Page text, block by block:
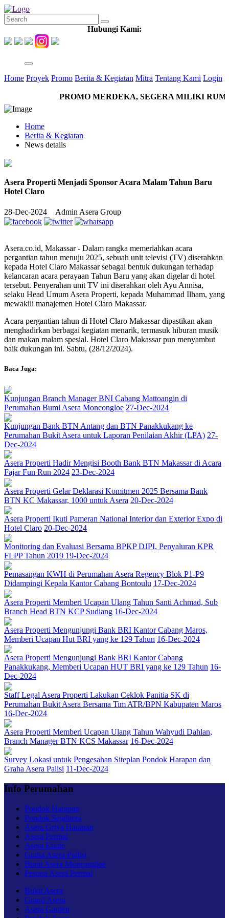
Hubungi Kami:
Home Proyek Promo Berita & Kegiatan Mitra Tentang Kami Login
PROMO MERDEKA, SEGERA MILIKI
Home
Berita & Kegiatan
News details
Asera Properti Menjadi Sponsor Acara Malam Tahun Baru
Hotel Claro
28-Dec-2024 Admin Asera Group
Asera.co.id, Makassar - Dalam rangka memeriahkan acara
pergantian tahun menuju 2025, sebuah unit televisi (TV) diserahkan
kepada Hotel Claro Makassar sebagai bentuk dukungan terhadap
kelancaran acara perayaan Tahun Baru yang akan digelar di hotel
tersebut. Penyerahan unit TV ini diserahkan oleh Ayu Annisa,
selaku Head Umum Asera Properti, kepada Muhammad Ilham, yang
mewakili manajemen Hotel Claro Makassar.
Acara pergantian tahun di Hotel Claro Makassar dipastikan akan
menghadirkan berbagai kegiatan menarik, termasuk hiburan musik
dan makan malam spesial. Hotel Claro Makassar pun menyambut
baik dukungan ini. Sabtu, (28/12/2024).
Baca Juga:
Kunjungan Branch Manager BNI Cabang Mattoangin di
Perumahan Bumi Asera Moncongloe 27-Dec-2024
Kunjungan Bank BTN Antang dan BTN Panakkukang ke
Perumahan Bukit Asera untuk Laporan Penilaian Akhir (LPA) 27-
Dec-2024
Asera Properti Hadir Mengisi Booth Bank BTN Makassar di Acara
Fajar Fun Run 2024 23-Dec-2024
Asera Properti Gelar Deklarasi Komitmen 2025 Bersama Bank
BTN KC Makassar, 1000 untuk Asera 20-Dec-2024
Asera Properti Ikuti Pameran National Interior dan Exterior Expo di
Hotel Claro 20-Dec-2024
Monitoring dan Evaluasi Bersama BPKP DJPI, Penyaluran KPR
FLPP Tahun 2019 19-Dec-2024
Pemasangan KWH di Perumahan Asera Regency Blok P1-P9
Didampingi Kepala Kantor Cabang Bontoulu 17-Dec-2024
Asera Properti Memberi Ucapan Ulang Tahun Santi Achmad, Sub
Branch Head BTN KCP Sudiang 16-Dec-2024
Asera Properti Mengunjungi Bank BRI Kantor Cabang Maros,
Memberi Ucapan Hut BRI yang ke 129 Tahun 16-Dec-2024
Asera Properti Mengunjungi Bank BRI Kantor Cabang
Panakkukang, Memberi Ucapan HUT BRI yang ke 129 Tahun 16-
Dec-2024
Staff Legal Asera Properti Lakukan Ceklok Panitia SK di
Perumahan Bukit Asera Bersama Tim ATR/BPN Kabupaten Maros
16-Dec-2024
Asera Properti Memberi Ucapan Ulang Tahun Wahyudi Dahlan,
Branch Manager BTN KCS Makassar 16-Dec-2024
Survey Lokasi untuk Pengesahan Siteplan Pondok Harapan dan
Graha Asera Palisi 11-Dec-2024
Info Perumahan
Pondok Harapan
Pondok Sejahtera
Asera Griya Harapan
Asera Permai
Asera Estate
Graha Asera Pallisi
Bumi Asera Moncongloe
Pesona Asera Permai
Bukit Asera
Grand Asera
Asera Garden